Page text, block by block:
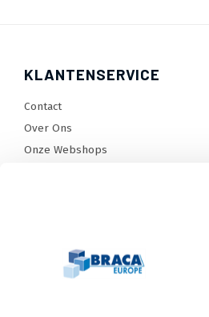
KLANTENSERVICE
Contact
Over Ons
Onze Webshops
Betaalmethoden en voorwaarden
Privacy policy